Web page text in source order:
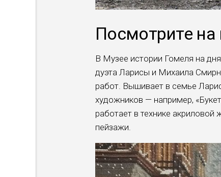
Посмотрите
В Музее истории Гомеля на
дуэта Ларисы и Михаила
работ. Вышивает в семье
художников — например,
работает в технике
пейзажи.